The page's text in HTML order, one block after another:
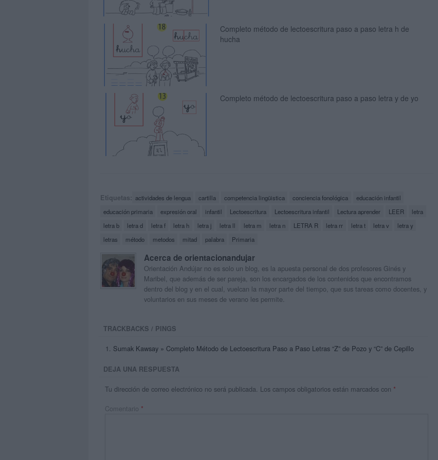
Completo método de lectoescritura paso a paso letra h de
hucha
Completo método de lectoescritura paso a paso letra y de yo
Etiquetas: actividades de lengua cartilla competencia lingüistica conciencia fonológica
educación infantil
educación primaria
expresión oral infantil Lectoescritura Lectoescritura infantil Lectura aprender LEER
letra
letra b
letra d letra f letra h letra j letra ll letra m letra n LETRA R letra rr letra t letra v
letra y
letras
método metodos mitad palabra Primaria
Acerca de orientacionandujar
Orientación Andújar no es solo un blog, es la apuesta personal de dos profesores Ginés y
Maribel, que además de ser pareja, son los encargados de los contenidos que encontramos
dentro del blog y en el cual, vuelcan la mayor parte del tiempo, que sus tareas como docentes, y
voluntarios en sus meses de verano les permite.
TRACKBACKS / PINGS
Sumak Kawsay » Completo Método de Lectoescritura Paso a Paso Letras “Z” de Pozo y “C” de Cepillo
DEJA UNA RESPUESTA
Tu dirección de correo electrónico no será publicada. Los campos obligatorios están marcados con *
Comentario *